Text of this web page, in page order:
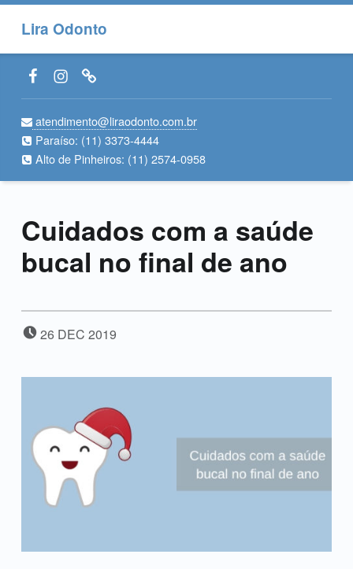
Lira Odonto
Facebook LiraOdonto
Instagram LiraOdonto
Site LiraOdonto
atendimento@liraodonto.com.br
Paraíso: (11) 3373-4444
Alto de Pinheiros: (11) 2574-0958
Cuidados com a saúde
bucal no final de ano
POSTED ON:
26 DEC 2019